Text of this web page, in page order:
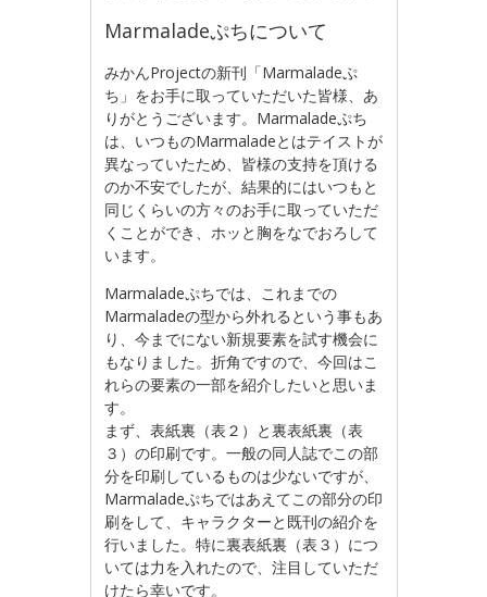
Marmaladeぷちについて
みかんProjectの新刊「Marmaladeぷ
ち」をお手に取っていただいた皆様、あ
りがとうございます。Marmaladeぷち
は、いつものMarmaladeとはテイストが
異なっていたため、皆様の支持を頂ける
のか不安でしたが、結果的にはいつもと
同じくらいの方々のお手に取っていただ
くことができ、ホッと胸をなでおろして
います。
Marmaladeぷちでは、これまでの
Marmaladeの型から外れるという事もあ
り、今までにない新規要素を試す機会に
もなりました。折角ですので、今回はこ
れらの要素の一部を紹介したいと思いま
す。
まず、表紙裏（表２）と裏表紙裏（表
３）の印刷です。一般の同人誌でこの部
分を印刷しているものは少ないですが、
Marmaladeぷちではあえてこの部分の印
刷をして、キャラクターと既刊の紹介を
行いました。特に裏表紙裏（表３）につ
いては力を入れたので、注目していただ
けたら幸いです。